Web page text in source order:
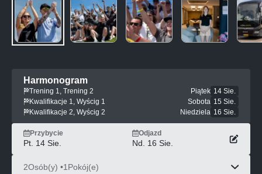
Harmonogram
Trening 1, Trening 2 Piątek 14 Sie.
Kwalifikacje 1, Wyścig 1
Sobota 15 Sie.
Kwalifikacje 2, Wyścig 2
Niedziela 16 Sie.
Przybycie
Pt. 14 Sie.
Odjazd
Nd. 16 Sie.
2Osób(y) •1 Pokój(e)